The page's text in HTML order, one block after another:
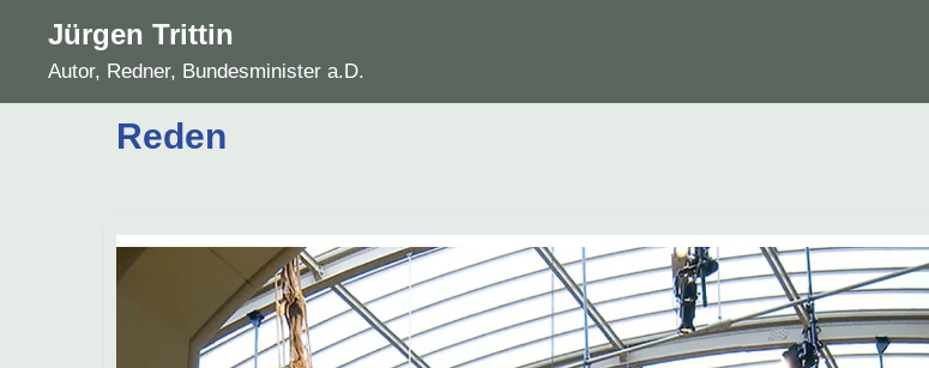
Inhalt
springen
Jürgen Trittin
Autor, Redner, Bundesminister a.D.
Reden